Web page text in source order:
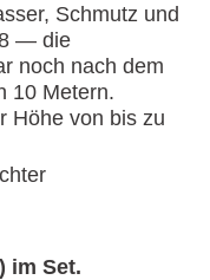
Schmutz und
— die
noch nach dem
10 Metern.
Höhe von bis zu
im Set.